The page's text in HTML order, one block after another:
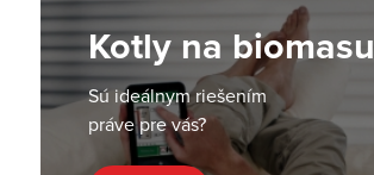
Kotly na biomasu
Sú ideálnym riešením
práve pre vás?